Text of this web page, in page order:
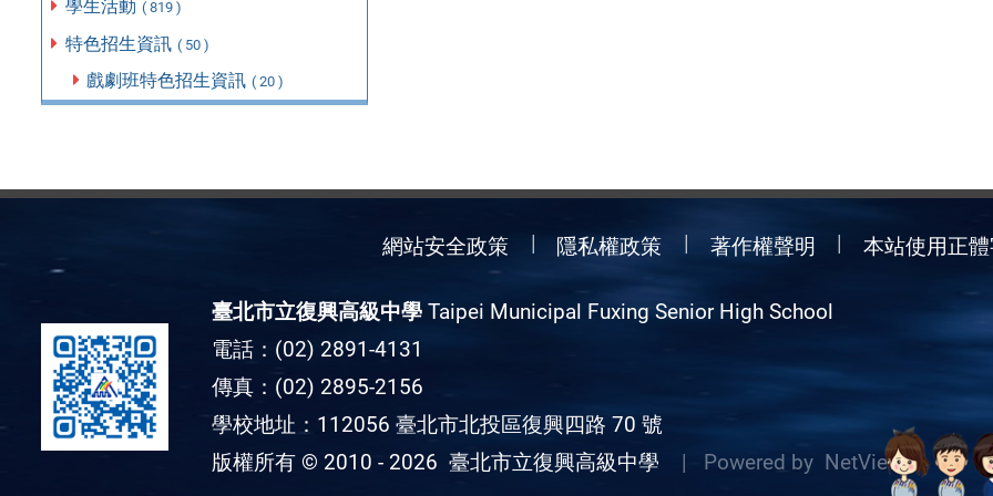
學生活動 ( 819 )
特色招生資訊 ( 50 )
戲劇班特色招生資訊 ( 20 )
網站安全政策 隱私權政策 著作權聲明 本站使用正
臺北市立復興高級中學Taipei Municipal Fuxing Senior High School
電話：(02) 2891-4131
傳真：(02) 2895-2156
學校地址：112056 臺北市北投區復興四路 70 號
版權所有 © 2010 - 2026 臺北市立復興高級中學 | Powered by NetView